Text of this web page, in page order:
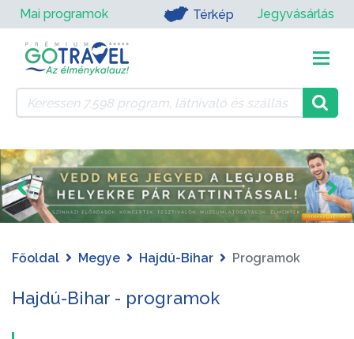
Mai programok Térkép Jegyvásárlás
Főoldal Megye Hajdú-Bihar Programok
Hajdú-Bihar - programok